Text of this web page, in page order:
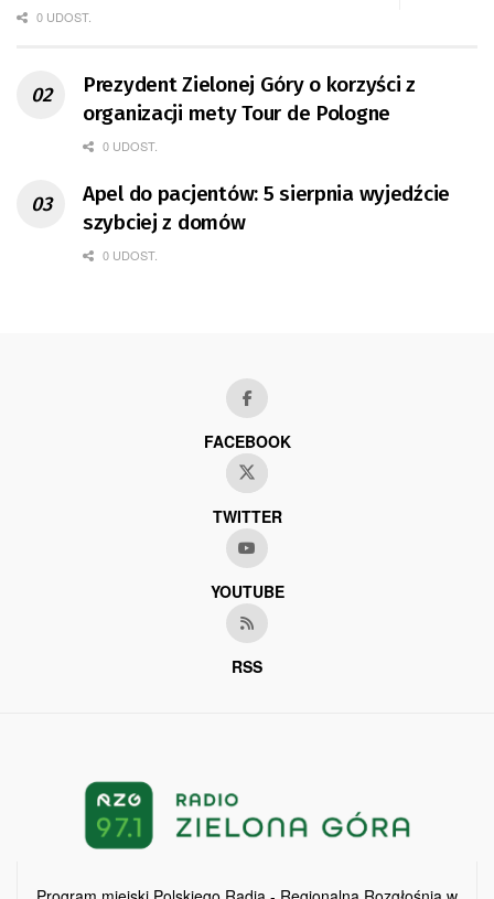
0 UDOST.
Prezydent Zielonej Góry o korzyści z
organizacji mety Tour de Pologne
0 UDOST.
Apel do pacjentów: 5 sierpnia wyjedźcie
szybciej z domów
0 UDOST.
FACEBOOK
TWITTER
YOUTUBE
RSS